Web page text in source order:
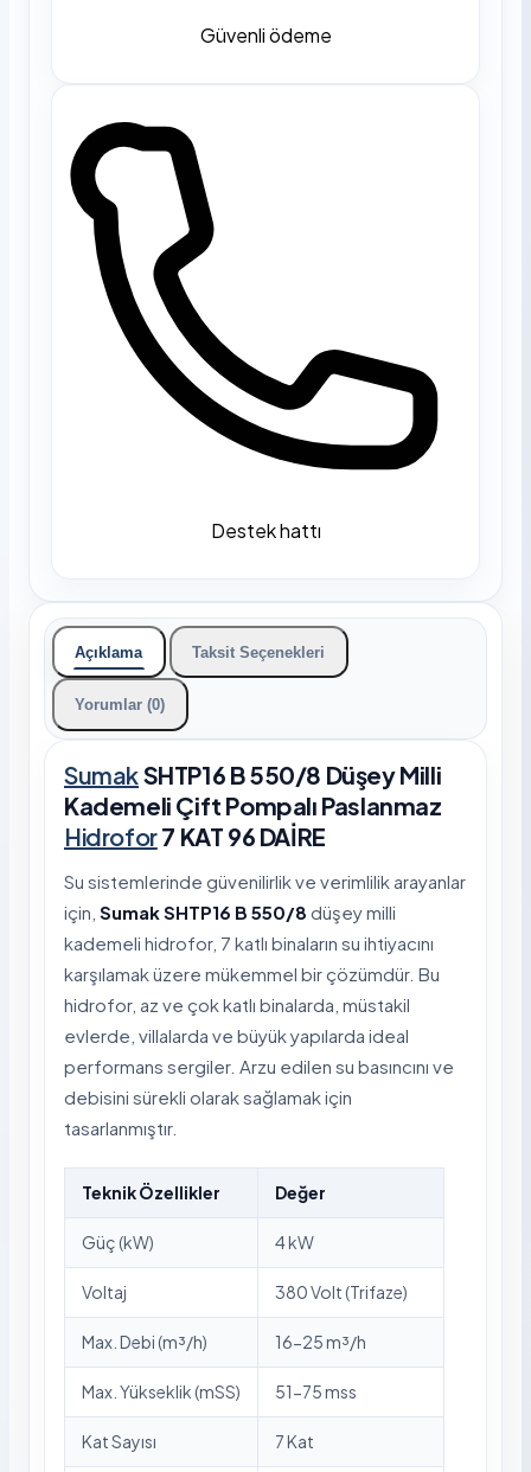
Güvenli ödeme
Destek hattı
Açıklama Taksit Seçenekleri
Yorumlar (0)
SumakSHTP16 B 550/8 Düşey Milli
Kademeli Çift Pompalı Paslanmaz
Hidrofor7 KAT 96 DAİRE
Su sistemlerinde güvenilirlik ve verimlilik arayanlar
için, Sumak SHTP16 B 550/8 düşey milli
kademeli hidrofor, 7 katlı binaların su ihtiyacını
karşılamak üzere mükemmel bir çözümdür. Bu
hidrofor, az ve çok katlı binalarda, müstakil
evlerde, villalarda ve büyük yapılarda ideal
performans sergiler. Arzu edilen su basıncını ve
debisini sürekli olarak sağlamak için
tasarlanmıştır.
Teknik Özellikler Değer
Güç (kW) 4 kW
Voltaj 380 Volt (Trifaze)
Max. Debi (m³/h) 16-25 m³/h
Max. Yükseklik (mSS) 51-75 mss
Kat Sayısı 7 Kat